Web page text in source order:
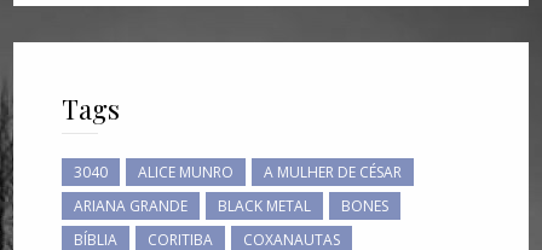
Tags
3040 ALICE MUNRO
A MULHER DE CÉSAR
ARIANA GRANDE
BLACK METAL
BONES
BÍBLIA
CORITIBA COXANAUTAS